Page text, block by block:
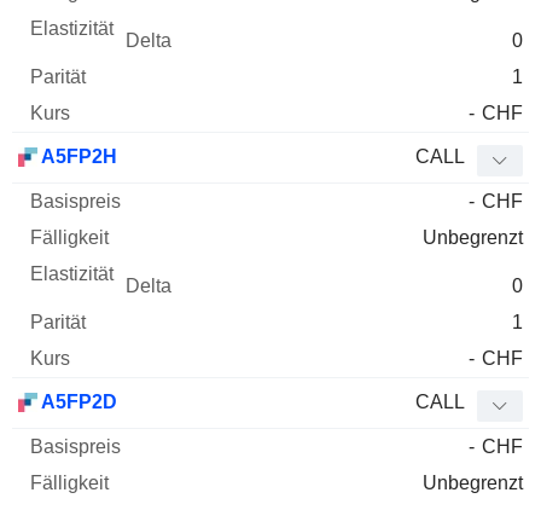
0
1
- CHF
A5FP2H CALL
- CHF
Unbegrenzt
0
1
- CHF
A5FP2D CALL
- CHF
Unbegrenzt